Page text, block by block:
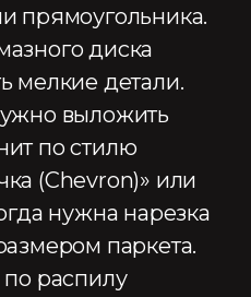
прямоугольника.
диска
мелкие детали.
выложить
по стилю
(Chevron)» или
нужна нарезка
паркета.
по распилу